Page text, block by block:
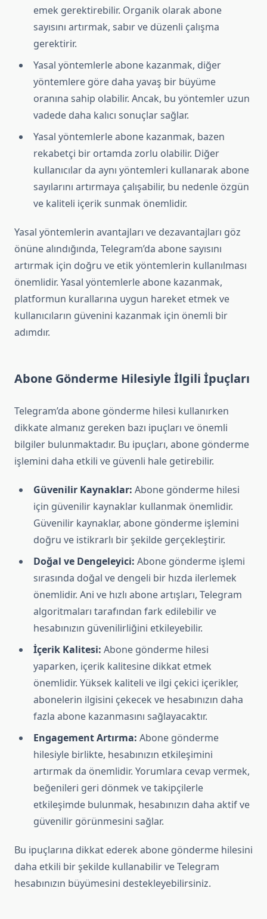
emek gerektirebilir. Organik olarak abone
sayısını artırmak, sabır ve düzenli çalışma
gerektirir.
Yasal yöntemlerle abone kazanmak, diğer
yöntemlere göre daha yavaş bir büyüme
oranına sahip olabilir. Ancak, bu yöntemler uzun
vadede daha kalıcı sonuçlar sağlar.
Yasal yöntemlerle abone kazanmak, bazen
rekabetçi bir ortamda zorlu olabilir. Diğer
kullanıcılar da aynı yöntemleri kullanarak abone
sayılarını artırmaya çalışabilir, bu nedenle özgün
ve kaliteli içerik sunmak önemlidir.
Yasal yöntemlerin avantajları ve dezavantajları göz
önüne alındığında, Telegram’da abone sayısını
artırmak için doğru ve etik yöntemlerin kullanılması
önemlidir. Yasal yöntemlerle abone kazanmak,
platformun kurallarına uygun hareket etmek ve
kullanıcıların güvenini kazanmak için önemli bir
adımdır.
Abone Gönderme Hilesiyle İlgili İpuçları
Telegram’da abone gönderme hilesi kullanırken
dikkate almanız gereken bazı ipuçları ve önemli
bilgiler bulunmaktadır. Bu ipuçları, abone gönderme
işlemini daha etkili ve güvenli hale getirebilir.
Güvenilir Kaynaklar: Abone gönderme hilesi
için güvenilir kaynaklar kullanmak önemlidir.
Güvenilir kaynaklar, abone gönderme işlemini
doğru ve istikrarlı bir şekilde gerçekleştirir.
Doğal ve Dengeleyici: Abone gönderme işlemi
sırasında doğal ve dengeli bir hızda ilerlemek
önemlidir. Ani ve hızlı abone artışları, Telegram
algoritmaları tarafından fark edilebilir ve
hesabınızın güvenilirliğini etkileyebilir.
İçerik Kalitesi: Abone gönderme hilesi
yaparken, içerik kalitesine dikkat etmek
önemlidir. Yüksek kaliteli ve ilgi çekici içerikler,
abonelerin ilgisini çekecek ve hesabınızın daha
fazla abone kazanmasını sağlayacaktır.
Engagement Artırma: Abone gönderme
hilesiyle birlikte, hesabınızın etkileşimini
artırmak da önemlidir. Yorumlara cevap vermek,
beğenileri geri dönmek ve takipçilerle
etkileşimde bulunmak, hesabınızın daha aktif ve
güvenilir görünmesini sağlar.
Bu ipuçlarına dikkat ederek abone gönderme hilesini
daha etkili bir şekilde kullanabilir ve Telegram
hesabınızın büyümesini destekleyebilirsiniz.